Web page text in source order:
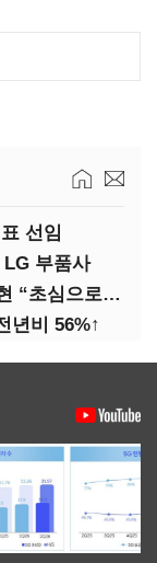
선임
부품사
삼성전자, 창립 56주년 행사…전영현 “초심으로 경쟁력 회복해야”
년비 56%↑